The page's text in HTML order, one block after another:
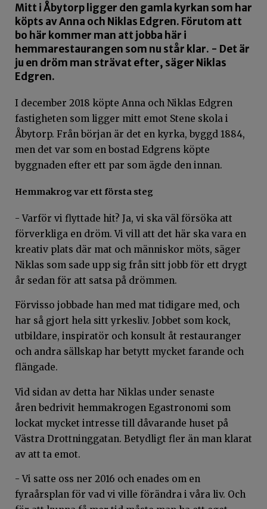
Mitt i Åbytorp ligger den gamla kyrkan som har
köpts av Anna och Niklas Edgren. Förutom att
bo här kommer man att jobba här i
hemmarestaurangen som nu står klar. - Det är
ju en dröm man strävat efter, säger Niklas
Edgren.
I december 2018 köpte Anna och Niklas Edgren
fastigheten som ligger mitt emot Stene skola i
Åbytorp. Från början är det en kyrka, byggd 1884,
men det var som en bostad Edgrens köpte
byggnaden efter ett par som ägde den innan.
Hemmakrog var ett första steg
- Varför vi flyttade hit? Ja, vi ska väl försöka att
förverkliga en dröm. Vi vill att det här ska vara en
kreativ plats där mat och människor möts, säger
Niklas som sade upp sig från sitt jobb för ett drygt
år sedan för att satsa på drömmen.
Förvisso jobbade han med mat tidigare med, och
har så gjort hela sitt yrkesliv. Jobbet som kock,
utbildare, inspiratör och konsult åt restauranger
och andra sällskap har betytt mycket farande och
flängade.
Vid sidan av detta har Niklas under senaste
åren bedrivit hemmakrogen Egastronomi som
lockat mycket intresse till dåvarande huset på
Västra Drottninggatan. Betydligt fler än man klarat
av att ta emot.
- Vi satte oss ner 2016 och enades om en
fyraårsplan för vad vi ville förändra i våra liv. Och